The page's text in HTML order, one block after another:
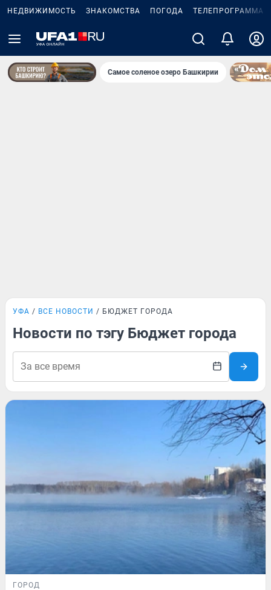
НЕДВИЖИМОСТЬ ЗНАКОМСТВА ПОГОДА ТЕЛЕПРОГРАММА
Самое соленое озеро Башкирии
УФА ВСЕ НОВОСТИ БЮДЖЕТ ГОРОДА
Новости по тэгу Бюджет города
ГОРОД